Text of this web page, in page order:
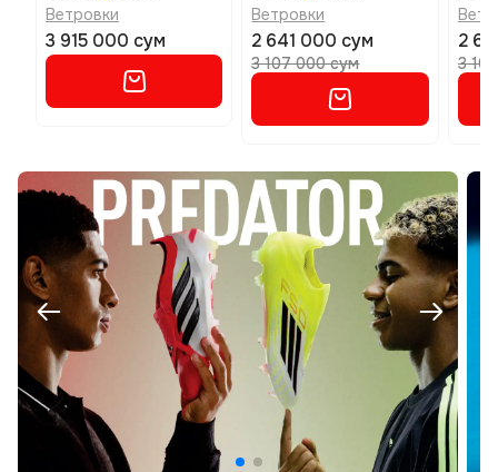
Ветровки
3 915 000 сум
Ветровки
2 641 000 сум
3 107 000 сум
2
3